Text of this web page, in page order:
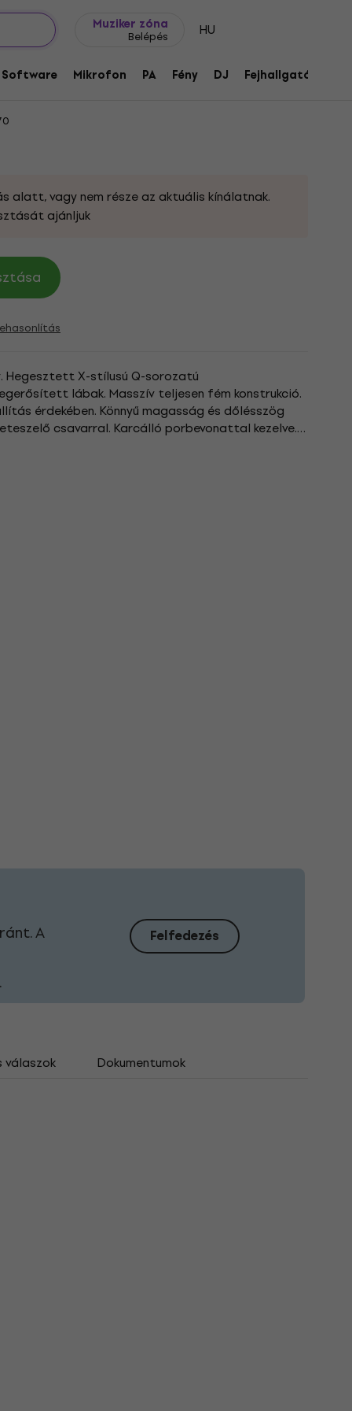
Muziker zóna
Belépés HU
Software Mikrofon PA Fény DJ Fejhallgató
billentyűs állvány Black
alatt, vagy nem része az aktuális kínálatnak.
ajánljuk
Hegesztett X-stílusú Q-sorozatú
lábak. Masszív teljesen fém konstrukció.
érdekében. Könnyű magasság és dőlésszög
csavarral. Karcálló porbevonattal kezelve.
terhelés: 40 kg....
A Felfedezés
válaszok Dokumentumok